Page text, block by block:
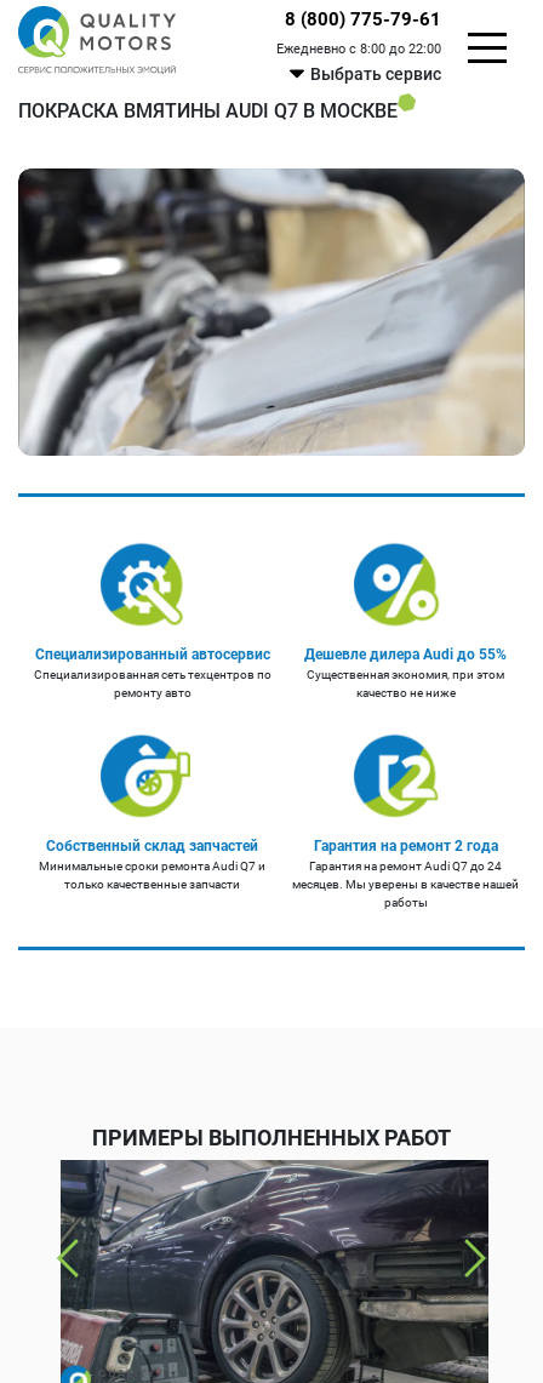
8 (800) 775-79-61
Ежедневно с 8:00 до 22:00
Выбрать сервис
ПОКРАСКА ВМЯТИНЫ AUDI Q7 В МОСКВЕ
Специализированный автосервис
Специализированная сеть техцентров по
ремонту авто
Дешевле дилера Audi до 55%
Существенная экономия, при этом
качество не ниже
Собственный склад запчастей
Минимальные сроки ремонта Audi Q7 и
только качественные запчасти
Гарантия на ремонт 2 года
Гарантия на ремонт Audi Q7 до 24
месяцев. Мы уверены в качестве нашей
работы
ПРИМЕРЫ ВЫПОЛНЕННЫХ РАБОТ